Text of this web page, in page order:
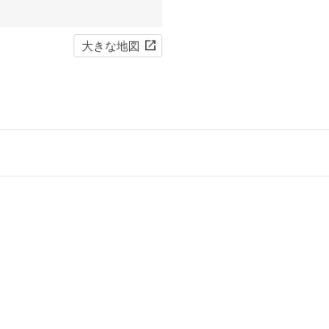
大きな地図